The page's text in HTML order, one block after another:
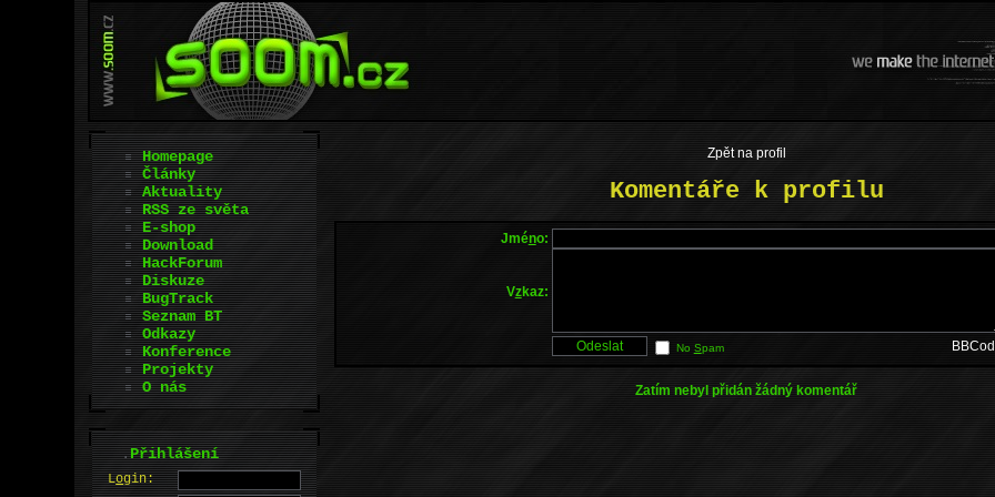
Zpět na profil
Komentáře k profilu
Jméno:
Vzkaz:
No Spam
Zatím nebyl přidán žádný komentář
Homepage
Články
Aktuality
RSS ze světa
E-shop
Download
HackForum
Diskuze
BugTrack
Seznam BT
Odkazy
Konference
Projekty
O nás
.Přihlášení
Login: